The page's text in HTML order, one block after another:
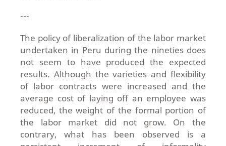
---
The policy of liberalization of the labor market
undertaken in Peru during the nineties does
not seem to have produced the expected
results. Although the varieties and flexibility
of labor contracts were increased and the
average cost of laying off an employee was
reduced, the weight of the formal portion of
the labor market did not grow. On the
contrary, what has been observed is a